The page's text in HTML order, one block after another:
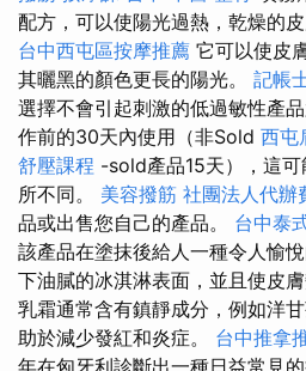
配方，可以使陽光過熱，乾燥的
台中西屯區按摩推薦 它可以使皮
其曬黑的顏色更長的陽光。 記帳
選擇不會引起刺激的低過敏性產
作前的30天內使用（非Sold 西屯
舒壓課程 -sold產品15天），這
所不同。 美容撥筋 社團法人代辦
品或出售您自己的產品。 台中泰
該產品在塗抹後給人一種令人愉
下油膩的冰淇淋表面，並且使皮
乳霜通常含有鎮靜成分，例如洋
助於減少發紅和炎症。 台中推拿
年在匈牙利診斷出一種日益常見的